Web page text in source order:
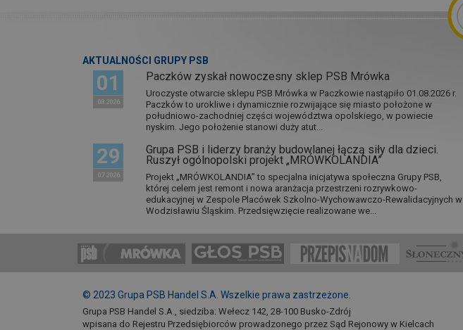
AKTUALNOŚCI GRUPY PSB
01
08 2026
Paczków zyskał nowoczesny sklep PSB Mrówka
Uroczyste otwarcie sklepu PSB Mrówka w Paczkowie nastąpiło 01.08.2026 r.
Paczków to urokliwe i dynamicznie rozwijające się miasto położone w
południowo-zachodniej części województwa opolskiego, w powiecie
nyskim. Jego położenie stanowi duży atut...
29
07 2026
Grupa PSB i liderzy branży budowlanej łączą siły dla dzieci.
Ruszył ogólnopolski projekt „MRÓWKOLANDIA”
Projekt „MRÓWKOLANDIA” to specjalna inicjatywa społeczna Grupy PSB,
której celem jest remont i nowa aranżacja przestrzeni rozrywkowo-
edukacyjnej w Zespole Placówek Szkolno-Wychowawczo-Rewalidacyjnych w
Wodzisławiu Śląskim. Przedsięwzięcie realizowane we...
© 2023 Grupa PSB Handel S.A. Wszelkie prawa zastrzeżone.
Grupa PSB Handel S.A., siedziba: Wełecz 142, 28-100 Busko-Zdrój
wpisana do Rejestru Przedsiębiorców prowadzonego przez Sąd Rejonowy w Kielcach